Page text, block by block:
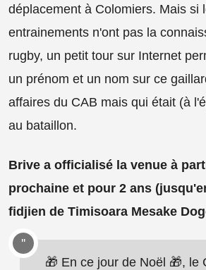
déplacement à Colomiers. Mais si
entrainements n'ont pas la
rugby, un petit tour sur Internet
un prénom et un nom sur ce
affaires du CAB mais qui était (à
au bataillon.
Brive a officialisé la venue à
prochaine et pour 2 ans
fidjien de Timisoara Mesake
🎁 En ce jour de Noël 🎁, le